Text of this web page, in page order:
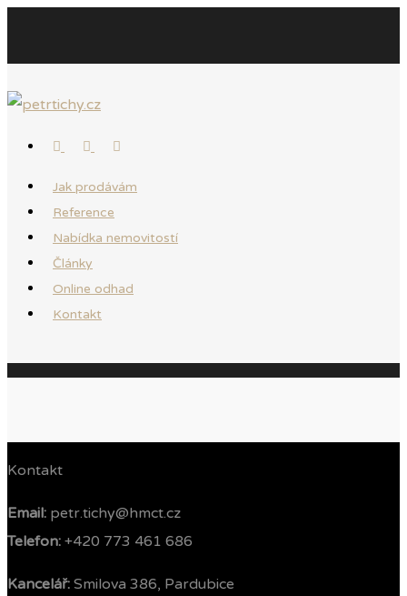
Jak prodávám
Reference
Nabídka nemovitostí
Články
Online odhad
Kontakt
Kontakt
Email: petr.tichy@hmct.cz
Telefon: ‭ +420 773 461 686‬
Kancelář: Smilova 386, Pardubice